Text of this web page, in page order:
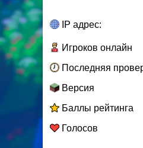
IP адрес:
Игроков онлайн
Последняя
Версия
Баллы рейтинга
Голосов